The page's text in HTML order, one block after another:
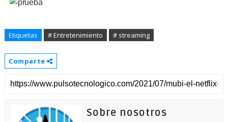
Etiquetas # Entretenimiento # streaming
Comparte
Sobre nosotros